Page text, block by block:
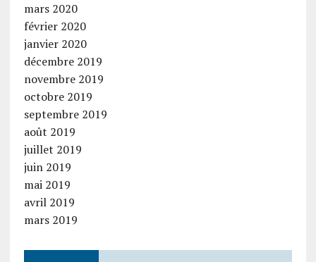
mars 2020
février 2020
janvier 2020
décembre 2019
novembre 2019
octobre 2019
septembre 2019
août 2019
juillet 2019
juin 2019
mai 2019
avril 2019
mars 2019